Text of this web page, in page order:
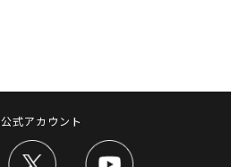
式アカウント